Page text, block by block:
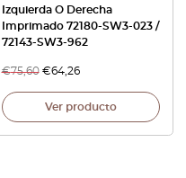
Izquierda O Derecha
Imprimado 72180-SW3-023 /
72143-SW3-962
€75,60 €64,26
Ver producto